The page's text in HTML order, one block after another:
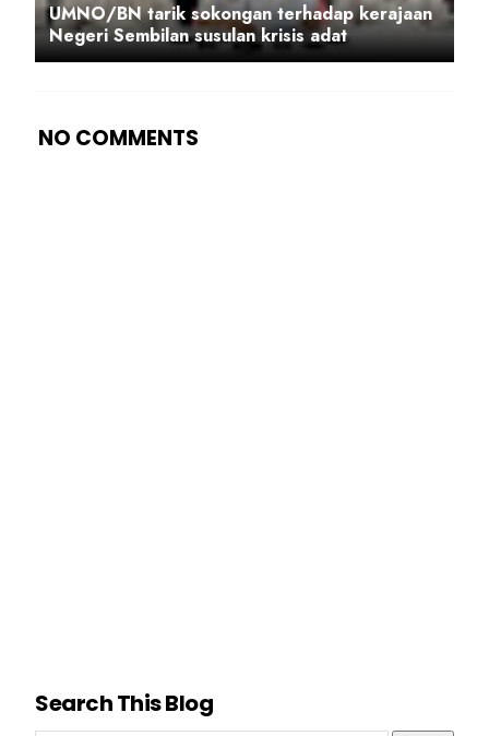
UMNO/BN tarik sokongan terhadap kerajaan
Negeri Sembilan susulan krisis adat
NO COMMENTS
Search This Blog